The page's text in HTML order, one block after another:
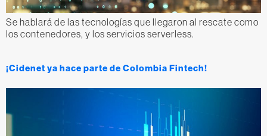
Se hablará de las tecnologías que llegaron al rescate como
los contenedores, y los servicios serverless.
¡Cidenet ya hace parte de Colombia Fintech!